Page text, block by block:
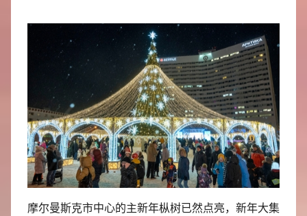
摩尔曼斯克市中心的主新年枞树已然点亮，新年大集